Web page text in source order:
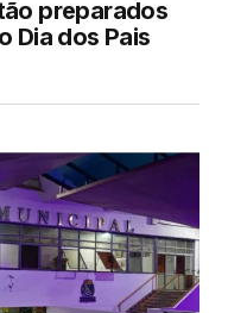
preparados
Dia dos Pais